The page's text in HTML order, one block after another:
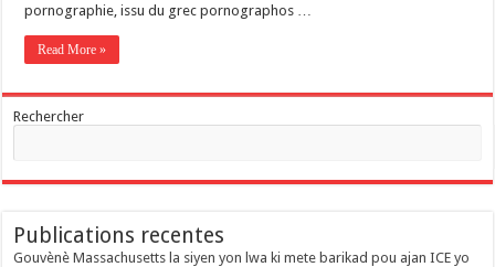
pornographie, issu du grec pornographos …
Read More »
Rechercher
Publications recentes
Gouvènè Massachusetts la siyen yon lwa ki mete barikad pou ajan ICE yo